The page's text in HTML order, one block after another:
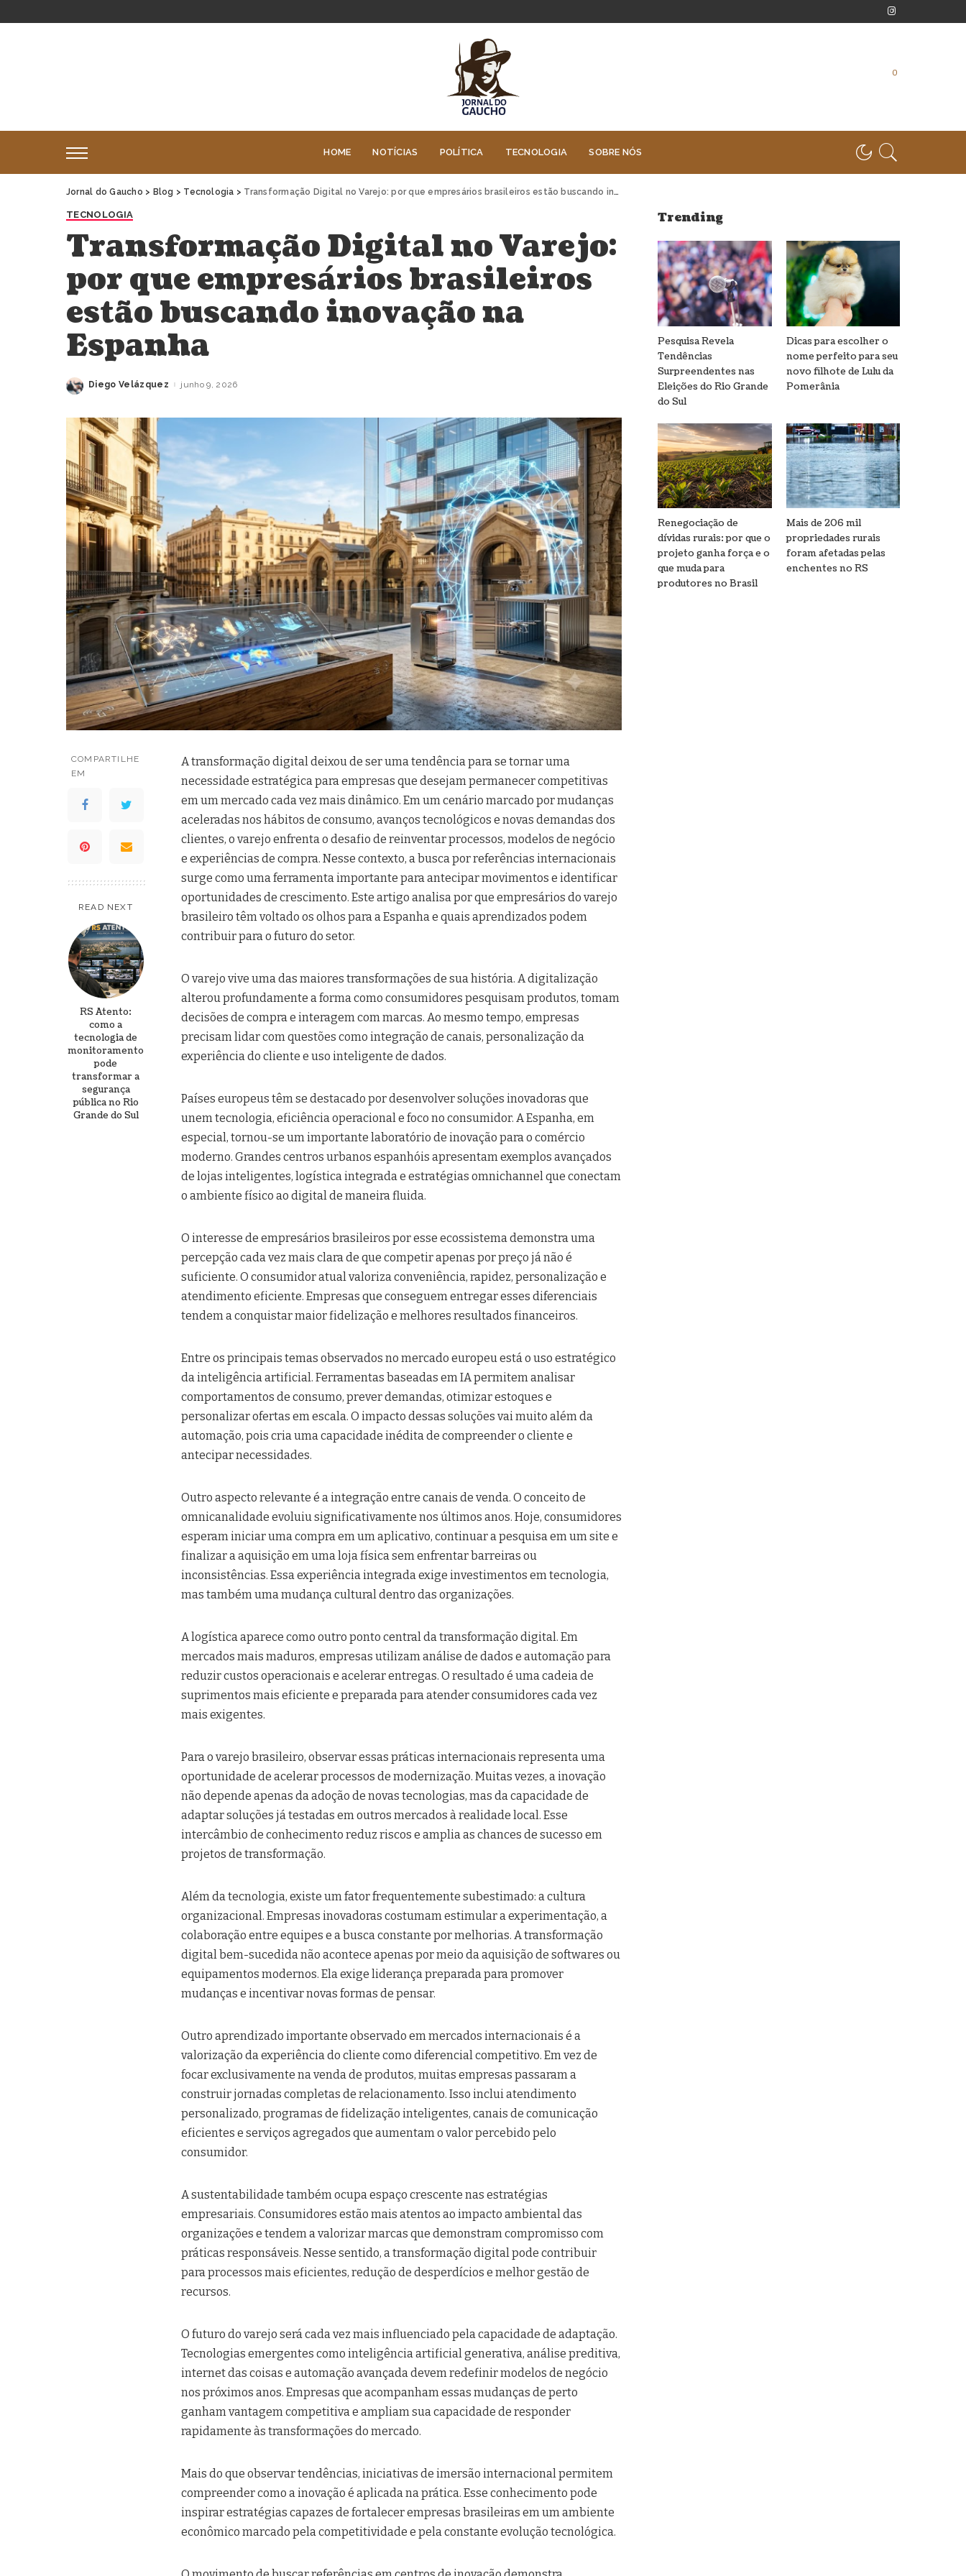
0
HOME NOTÍCIAS POLÍTICA TECNOLOGIA SOBRE NÓS
Jornal do Gaucho > Blog > Tecnologia > Transformação Digital no Varejo: por que empresários brasileiros estão buscando inovação na Espanha
TECNOLOGIA
Transformação Digital no Varejo:
por que empresários brasileiros
estão buscando inovação na
Espanha
Posted
Diego Velázquez junho 9, 2026
COMPARTILHE
EM
READ NEXT
RS Atento:
como a
tecnologia de
monitoramento
pode
transformar a
segurança
pública no Rio
Grande do Sul
A transformação digital deixou de ser uma tendência para se tornar uma
necessidade estratégica para empresas que desejam permanecer competitivas
em um mercado cada vez mais dinâmico. Em um cenário marcado por mudanças
aceleradas nos hábitos de consumo, avanços tecnológicos e novas demandas dos
clientes, o varejo enfrenta o desafio de reinventar processos, modelos de negócio
e experiências de compra. Nesse contexto, a busca por referências internacionais
surge como uma ferramenta importante para antecipar movimentos e identificar
oportunidades de crescimento. Este artigo analisa por que empresários do varejo
brasileiro têm voltado os olhos para a Espanha e quais aprendizados podem
contribuir para o futuro do setor.
O varejo vive uma das maiores transformações de sua história. A digitalização
alterou profundamente a forma como consumidores pesquisam produtos, tomam
decisões de compra e interagem com marcas. Ao mesmo tempo, empresas
precisam lidar com questões como integração de canais, personalização da
experiência do cliente e uso inteligente de dados.
Países europeus têm se destacado por desenvolver soluções inovadoras que
unem tecnologia, eficiência operacional e foco no consumidor. A Espanha, em
especial, tornou-se um importante laboratório de inovação para o comércio
moderno. Grandes centros urbanos espanhóis apresentam exemplos avançados
de lojas inteligentes, logística integrada e estratégias omnichannel que conectam
o ambiente físico ao digital de maneira fluida.
O interesse de empresários brasileiros por esse ecossistema demonstra uma
percepção cada vez mais clara de que competir apenas por preço já não é
suficiente. O consumidor atual valoriza conveniência, rapidez, personalização e
atendimento eficiente. Empresas que conseguem entregar esses diferenciais
tendem a conquistar maior fidelização e melhores resultados financeiros.
Entre os principais temas observados no mercado europeu está o uso estratégico
da inteligência artificial. Ferramentas baseadas em IA permitem analisar
comportamentos de consumo, prever demandas, otimizar estoques e
personalizar ofertas em escala. O impacto dessas soluções vai muito além da
automação, pois cria uma capacidade inédita de compreender o cliente e
antecipar necessidades.
Outro aspecto relevante é a integração entre canais de venda. O conceito de
omnicanalidade evoluiu significativamente nos últimos anos. Hoje, consumidores
esperam iniciar uma compra em um aplicativo, continuar a pesquisa em um site e
finalizar a aquisição em uma loja física sem enfrentar barreiras ou
inconsistências. Essa experiência integrada exige investimentos em tecnologia,
mas também uma mudança cultural dentro das organizações.
A logística aparece como outro ponto central da transformação digital. Em
mercados mais maduros, empresas utilizam análise de dados e automação para
reduzir custos operacionais e acelerar entregas. O resultado é uma cadeia de
suprimentos mais eficiente e preparada para atender consumidores cada vez
mais exigentes.
Para o varejo brasileiro, observar essas práticas internacionais representa uma
oportunidade de acelerar processos de modernização. Muitas vezes, a inovação
não depende apenas da adoção de novas tecnologias, mas da capacidade de
adaptar soluções já testadas em outros mercados à realidade local. Esse
intercâmbio de conhecimento reduz riscos e amplia as chances de sucesso em
projetos de transformação.
Além da tecnologia, existe um fator frequentemente subestimado: a cultura
organizacional. Empresas inovadoras costumam estimular a experimentação, a
colaboração entre equipes e a busca constante por melhorias. A transformação
digital bem-sucedida não acontece apenas por meio da aquisição de softwares ou
equipamentos modernos. Ela exige liderança preparada para promover
mudanças e incentivar novas formas de pensar.
Outro aprendizado importante observado em mercados internacionais é a
valorização da experiência do cliente como diferencial competitivo. Em vez de
focar exclusivamente na venda de produtos, muitas empresas passaram a
construir jornadas completas de relacionamento. Isso inclui atendimento
personalizado, programas de fidelização inteligentes, canais de comunicação
eficientes e serviços agregados que aumentam o valor percebido pelo
consumidor.
A sustentabilidade também ocupa espaço crescente nas estratégias
empresariais. Consumidores estão mais atentos ao impacto ambiental das
organizações e tendem a valorizar marcas que demonstram compromisso com
práticas responsáveis. Nesse sentido, a transformação digital pode contribuir
para processos mais eficientes, redução de desperdícios e melhor gestão de
recursos.
O futuro do varejo será cada vez mais influenciado pela capacidade de adaptação.
Tecnologias emergentes como inteligência artificial generativa, análise preditiva,
internet das coisas e automação avançada devem redefinir modelos de negócio
nos próximos anos. Empresas que acompanham essas mudanças de perto
ganham vantagem competitiva e ampliam sua capacidade de responder
rapidamente às transformações do mercado.
Mais do que observar tendências, iniciativas de imersão internacional permitem
compreender como a inovação é aplicada na prática. Esse conhecimento pode
inspirar estratégias capazes de fortalecer empresas brasileiras em um ambiente
econômico marcado pela competitividade e pela constante evolução tecnológica.
Trending
Pesquisa Revela
Tendências
Surpreendentes nas
Eleições do Rio Grande
do Sul
Dicas para escolher o
nome perfeito para seu
novo filhote de Lulu da
Pomerânia
Renegociação de
dívidas rurais: por que o
projeto ganha força e o
que muda para
produtores no Brasil
Mais de 206 mil
propriedades rurais
foram afetadas pelas
enchentes no RS